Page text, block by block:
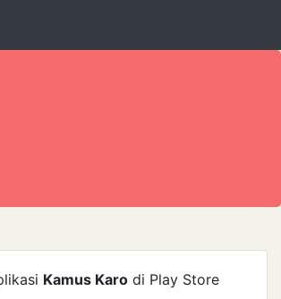
Kamus Karo di Play Store